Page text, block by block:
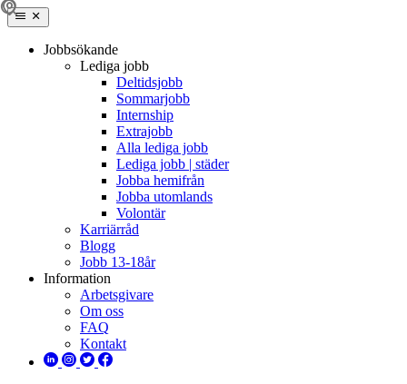
Jobbsökande
Lediga jobb
Deltidsjobb
Sommarjobb
Internship
Extrajobb
Alla lediga jobb
Lediga jobb | städer
Jobba hemifrån
Jobba utomlands
Volontär
Karriärråd
Blogg
Jobb 13-18år
Information
Arbetsgivare
Om oss
FAQ
Kontakt